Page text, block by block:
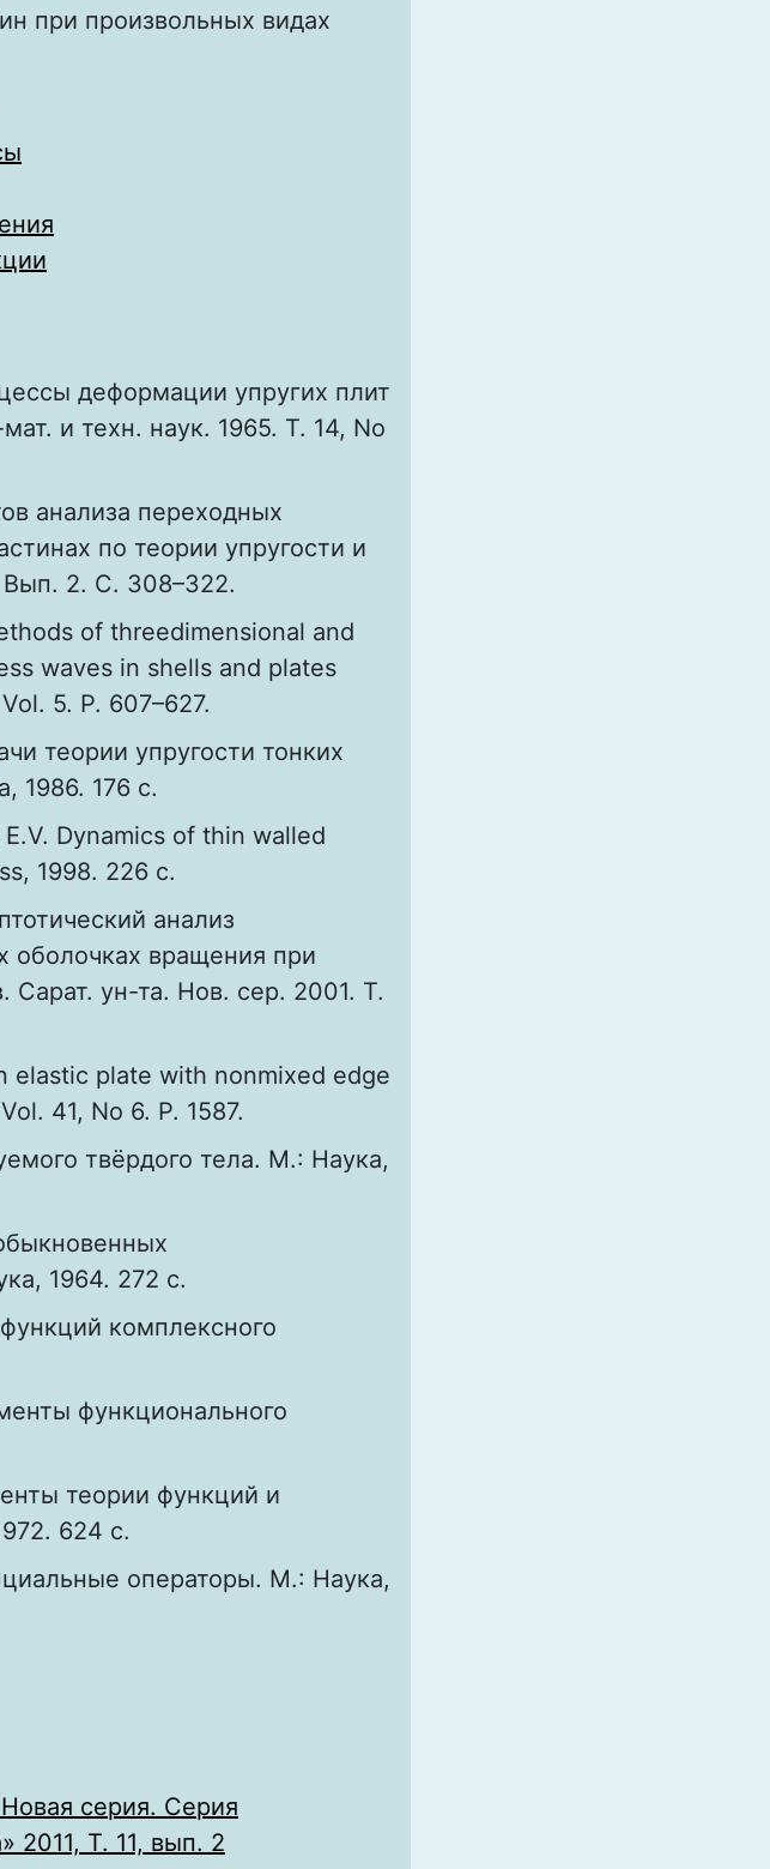
при произвольных видах
деформации упругих плит
и техн. наук. 1965. Т. 14, No
анализа переходных
по теории упругости и
2. С. 308–322.
of threedimensional and
waves in shells and plates
5. P. 607–627.
теории упругости тонких
1986. 176 с.
Dynamics of thin walled
1998. 226 с.
анализ
оболочках вращения при
Сарат. ун-та. Нов. сер. 2001. Т.
elastic plate with nonmixed edge
41, No 6. P. 1587.
твёрдого тела. М.: Наука,
1964. 272 с.
комплексного
функционального
теории функций и
624 с.
операторы. М.: Наука,
серия. Серия
2011, Т. 11, вып. 2